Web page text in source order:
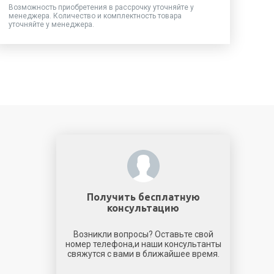
Возможность приобретения в рассрочку уточняйте у
менеджера. Количество и комплектность товара
уточняйте у менеджера.
Получить бесплатную
консультацию
Возникли вопросы? Оставьте свой
номер телефона,и наши консультанты
свяжутся с вами в ближайшее время.